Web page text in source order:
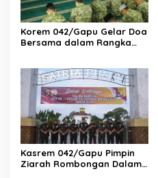
Korem 042/Gapu Gelar Doa
Bersama dalam Rangka
Kasrem 042/Gapu Pimpin
Ziarah Rombongan Dalam